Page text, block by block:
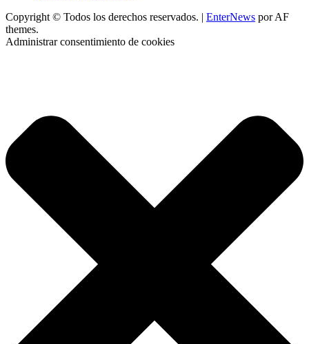
Copyright © Todos los derechos reservados. | EnterNews por AF
themes.
Administrar consentimiento de cookies